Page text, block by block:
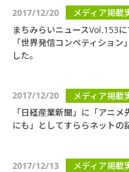
2017/12/20
メディア掲載
まちみらいニュースVol.153
「世界発信コンペティショ
した。
2017/12/20
メディア掲載
「日経産業新聞」に「アニ
にも」としてすららネットの
2017/12/13
メディア掲載